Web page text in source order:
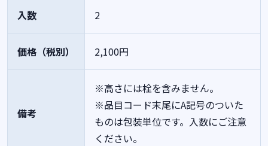
入数 2
価格（税別） 2,100円
備考
※高さには栓を含みません。
※品目コード末尾にA記号のついた
ものは包装単位です。入数にご注意
ください。